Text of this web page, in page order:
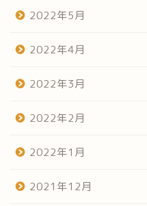
2022年5月
2022年4月
2022年3月
2022年2月
2022年1月
2021年12月